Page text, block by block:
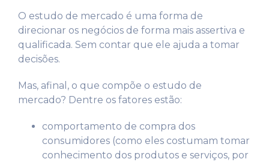
O estudo de mercado é uma forma de
direcionar os negócios de forma mais assertiva e
qualificada. Sem contar que ele ajuda a tomar
decisões.
Mas, afinal, o que compõe o estudo de
mercado? Dentre os fatores estão:
comportamento de compra dos
consumidores (como eles costumam tomar
conhecimento dos produtos e serviços, por